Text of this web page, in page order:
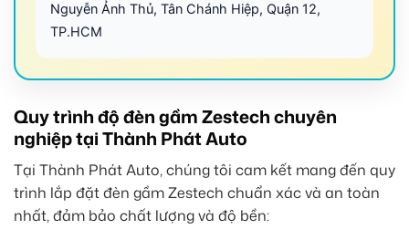
Nguyễn Ảnh Thủ, Tân Chánh Hiệp, Quận 12,
TP.HCM
Quy trình độ đèn gầm Zestech chuyên
nghiệp tại Thành Phát Auto
Tại Thành Phát Auto, chúng tôi cam kết mang đến quy
trình lắp đặt đèn gầm Zestech chuẩn xác và an toàn
nhất, đảm bảo chất lượng và độ bền: